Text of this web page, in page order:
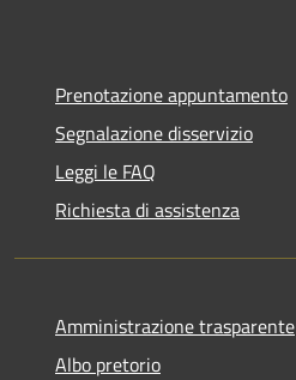
Prenotazione appuntamento
Segnalazione disservizio
Leggi le FAQ
Richiesta di assistenza
Amministrazione trasparente
Albo pretorio